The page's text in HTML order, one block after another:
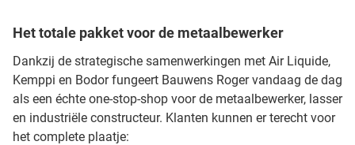
Het totale pakket voor de metaalbewerker
Dankzij de strategische samenwerkingen met Air Liquide,
Kemppi en Bodor fungeert Bauwens Roger vandaag de dag
als een échte one-stop-shop voor de metaalbewerker, lasser
en industriële constructeur. Klanten kunnen er terecht voor
het complete plaatje: